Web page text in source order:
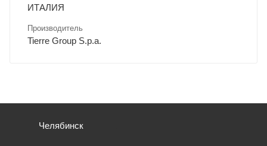
ИТАЛИЯ
Производитель
Tierre Group S.p.a.
Челябинск